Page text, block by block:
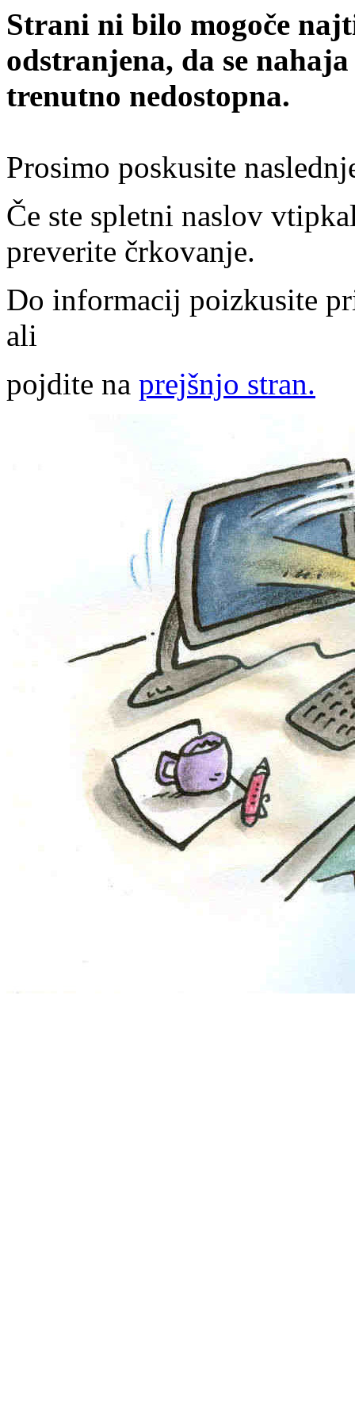
Strani ni bilo mogoče
odstranjena, da se
trenutno nedostopna.
Prosimo poskusite
Če ste spletni naslov
preverite črkovanje.
Do informacij poizkusite
ali
pojdite na prejšnjo stran.